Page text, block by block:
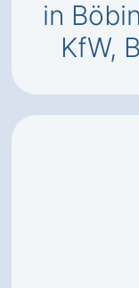
in
KfW,